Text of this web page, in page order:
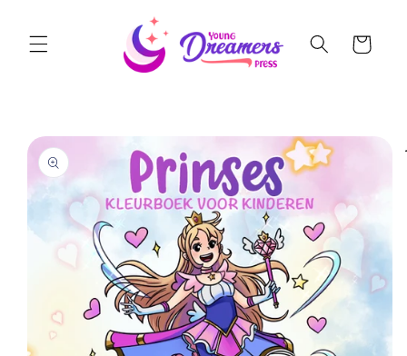
Cart
Skip to
product
information